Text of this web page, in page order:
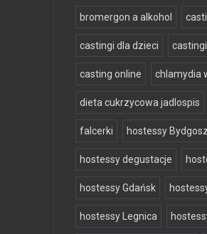
bromergon a alkohol
castingi dla dzieci
casting online chlamydia
dieta cukrzycowa jadlospis
falcerki hostessy
hostessy degustacje
hostessy Gdańsk
hostessy Legnica